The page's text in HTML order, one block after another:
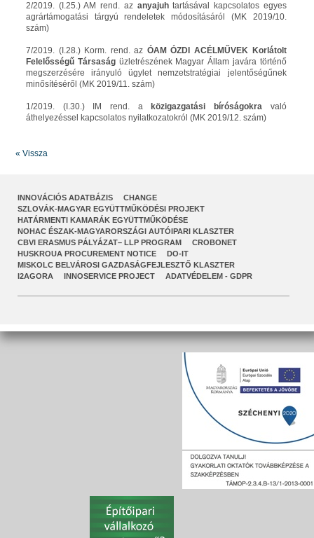
2/2019. (I.25.) AM rend. az anyajuhtartásával kapcsolatos egyes
agrártámogatási tárgyú rendeletek módosításáról (MK 2019/10.
szám)
7/2019. (I.28.) Korm. rend. az ÓAM ÓZDI ACÉLMŰVEK Korlátolt
Felelősségű Társaságüzletrészének Magyar Állam javára történő
megszerzésére irányuló ügylet nemzetstratégiai jelentőségűnek
minősítéséről (MK 2019/11. szám)
1/2019. (I.30.) IM rend. a közigazgatási bíróságokravaló
áthelyezéssel kapcsolatos nyilatkozatokról (MK 2019/12. szám)
« Vissza
INNOVÁCIÓS ADATBÁZIS
CHANGE
SZLOVÁK-MAGYAR EGYÜTTMŰKÖDÉSI PROJEKT
HATÁRMENTI KAMARÁK EGYÜTTMŰKÖDÉSE
NOHAC ÉSZAK-MAGYARORSZÁGI AUTÓIPARI KLASZTER
CBVI ERASMUS PÁLYÁZAT– LLP PROGRAM
CROBONET
HUSKROUA PROCUREMENT NOTICE
DO-IT
MISKOLC BELVÁROSI GAZDASÁGFEJLESZTŐ KLASZTER
I2AGORA
INNOSERVICE PROJECT ADATVÉDELEM - GDPR